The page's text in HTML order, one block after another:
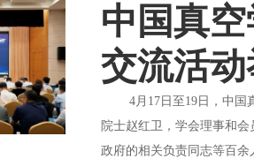
中国真
交流活
4月17日至19日，中国真
院士赵红卫，学会理事和
政府的相关负责同志等